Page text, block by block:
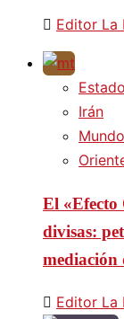
Editor La
Irán
Mundo
El «Efecto
divisas:
mediación
Editor La